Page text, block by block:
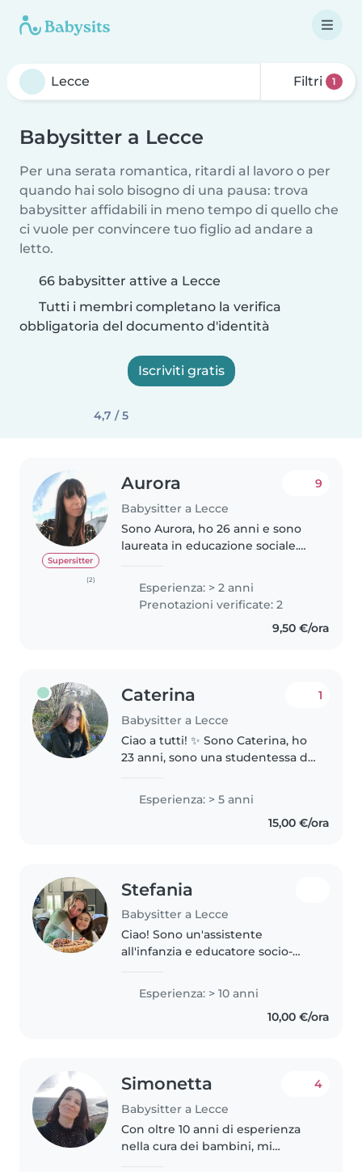
Filtri 1
Babysitter a Lecce
Per una serata romantica, ritardi al lavoro o per
quando hai solo bisogno di una pausa: trova
babysitter affidabili in meno tempo di quello che
ci vuole per convincere tuo figlio ad andare a
letto.
66 babysitter attive a Lecce
Tutti i membri completano la verifica
obbligatoria del documento d'identità
Iscriviti gratis
4,7 / 5
Supersitter
(2)
Aurora
Babysitter a Lecce
9
Sono Aurora, ho 26 anni e sono
laureata in educazione sociale.
piacere a svolgere attività di
diverso tipo con i bambini, a
seconda di quelli che sono..
Esperienza: > 2 anni
Prenotazioni verificate: 2
9,50 €/ora
Caterina
Babysitter a Lecce
1
Ciao a tutti! ✨ Sono Caterina, ho
23 anni, sono una studentessa di
Porto Cesareo). Mi reputo una
ragazza solare, responsabile,..
Esperienza: > 5 anni
15,00 €/ora
Stefania
Babysitter a Lecce
Ciao! Sono un'assistente
all'infanzia e educatore socio-
esperienza. Ho una laurea in
scienze dell'educazione e mi
occupo di bambini di tutte le età,
Esperienza: > 10 anni
10,00 €/ora
Simonetta
Babysitter a Lecce
4
Con oltre 10 anni di esperienza
nella cura dei bambini, mi